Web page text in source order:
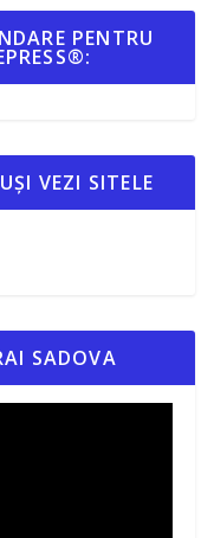
PENTRU
VEZI SITELE
SADOVA